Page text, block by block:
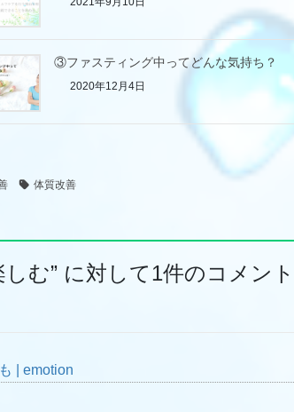
③ファスティング中ってどんな気持ち？
2020年12月4日
体質改善
む” に対して1件のコメント
| emotion